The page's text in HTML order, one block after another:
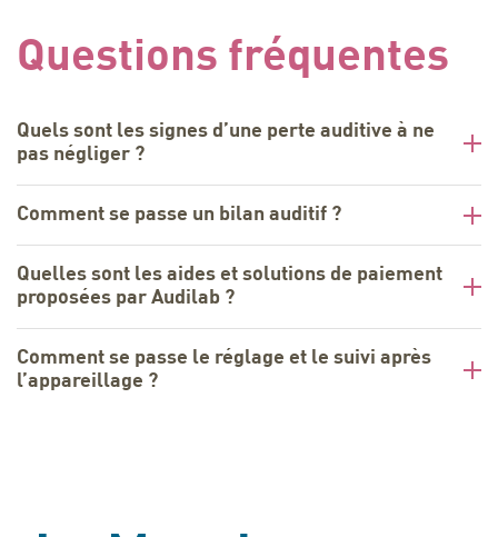
Questions fréquentes
Quels sont les signes d’une perte auditive à ne
pas négliger ?
Comment se passe un bilan auditif ?
Quelles sont les aides et solutions de paiement
proposées par Audilab ?
Comment se passe le réglage et le suivi après
l’appareillage ?